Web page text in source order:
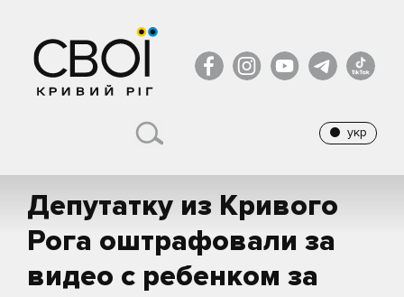
укр
Депутатку из Кривого
Рога оштрафовали за
видео с ребенком за